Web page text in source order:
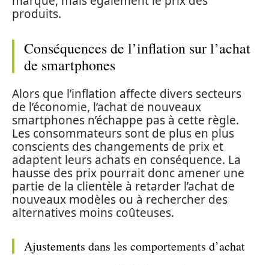
produits.
Conséquences de l’inflation sur l’achat
de smartphones
Alors que l’inflation affecte divers secteurs
de l’économie, l’achat de nouveaux
smartphones n’échappe pas à cette règle.
Les consommateurs sont de plus en plus
conscients des changements de prix et
adaptent leurs achats en conséquence. La
hausse des prix pourrait donc amener une
partie de la clientèle à retarder l’achat de
nouveaux modèles ou à rechercher des
alternatives moins coûteuses.
Ajustements dans les comportements d’achat